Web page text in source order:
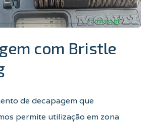
com Bristle
de decapagem que
permite utilização em zona